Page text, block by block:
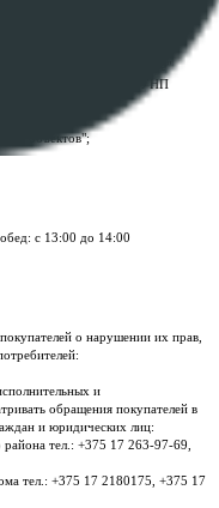
защищены авторским
услуг "БелЮрОбеспечение"
e-mail:
, УНП
объектов";
с 13:00 до 14:00
о нарушении их прав,
и
обращения покупателей в
и юридических лиц:
тел.: +375 17 263-97-69,
тел.: +375 17 2180175, +375 17